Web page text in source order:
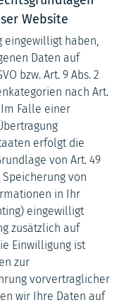
Website
haben,
Daten auf
bzw. Art. 9 Abs. 2
nach Art.
Im Falle einer
erfolgt die
von Art. 49
Speicherung von
in Ihr
eingewilligt
zusätzlich auf
Einwilligung ist
zur
vorvertraglicher
wir Ihre Daten auf